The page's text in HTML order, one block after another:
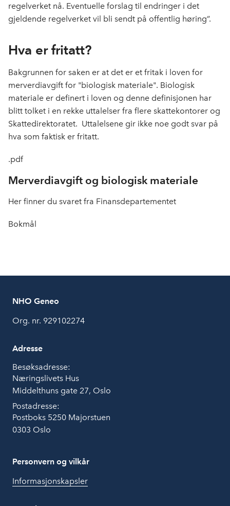
regelverket nå. Eventuelle forslag til endringer i det
gjeldende regelverket vil bli sendt på offentlig høring”.
Hva er fritatt?
Bakgrunnen for saken er at det er et fritak i loven for
merverdiavgift for "biologisk materiale". Biologisk
materiale er definert i loven og denne definisjonen har
blitt tolket i en rekke uttalelser fra flere skattekontorer og
Skattedirektoratet. Uttalelsene gir ikke noe godt svar på
hva som faktisk er fritatt.
.pdf
Merverdiavgift og biologisk materiale
Her finner du svaret fra Finansdepartementet
Bokmål
NHO Geneo
Org. nr. 929102274
Adresse
Besøksadresse:
Næringslivets Hus
Middelthuns gate 27, Oslo
Postadresse:
Postboks 5250 Majorstuen
0303 Oslo
Personvern og vilkår
Informasjonskapsler